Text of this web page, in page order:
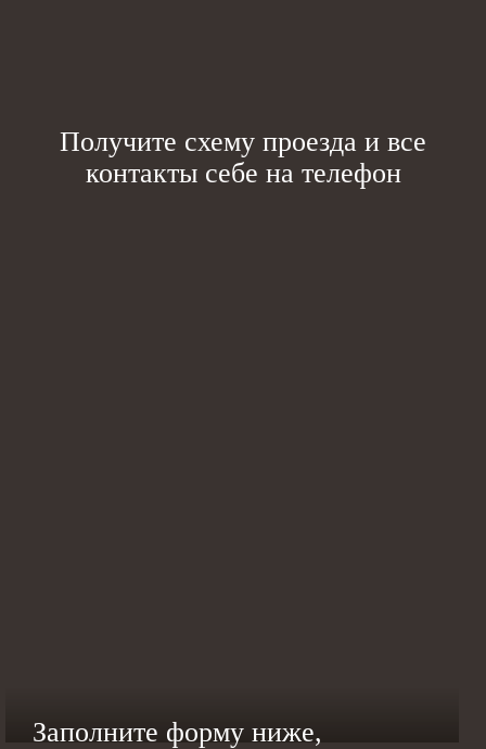
Получите схему проезда и все
контакты себе на телефон
Заполните форму ниже,